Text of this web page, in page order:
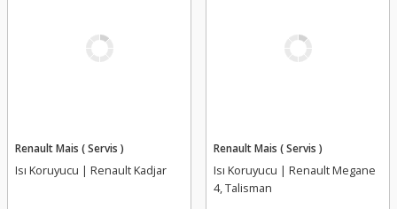
Renault Mais ( Servis )
Isı Koruyucu | Renault Kadjar
Renault Mais ( Servis )
Isı Koruyucu | Renault Megane
4, Talisman